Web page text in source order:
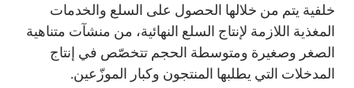
خلفية يتم من خلالها الحصول على السلع والخدمات
المغذية اللازمة لإنتاج السلع النهائية، من منشآت متناهية
الصغر وصغيرة ومتوسطة الحجم تتخصّص في إنتاج
المدخلات التي يطلبها المنتجون وكبار الموزّعين.